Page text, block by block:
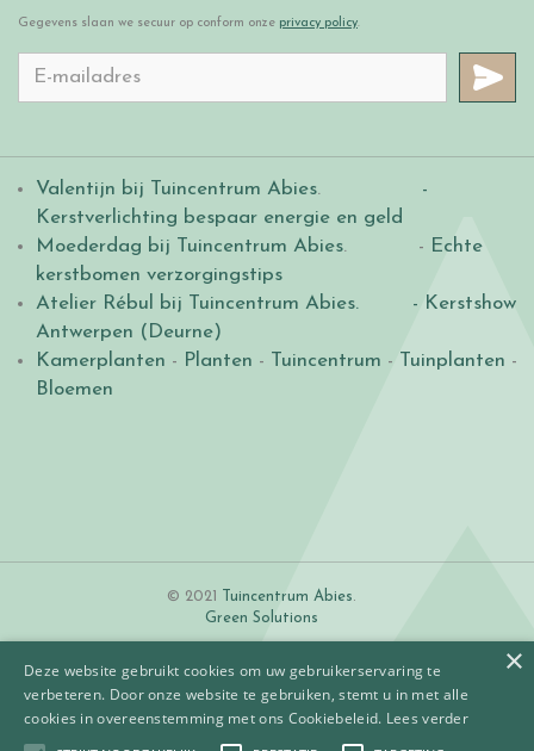
Gegevens slaan we secuur op conform onze privacy policy.
Valentijn bij Tuincentrum Abies.
-
Kerstverlichting bespaar energie en geld
Moederdag bij Tuincentrum Abies. - Echte
kerstbomen verzorgingstips
Atelier Rébul bij Tuincentrum Abies.
- Kerstshow
Antwerpen (Deurne)
Kamerplanten - Planten - Tuincentrum - Tuinplanten -
Bloemen
© 2021 Tuincentrum Abies.
Green Solutions
×
Deze website gebruikt cookies om uw gebruikerservaring te
verbeteren. Door onze website te gebruiken, stemt u in met alle
cookies in overeenstemming met ons Cookiebeleid. Lees verder